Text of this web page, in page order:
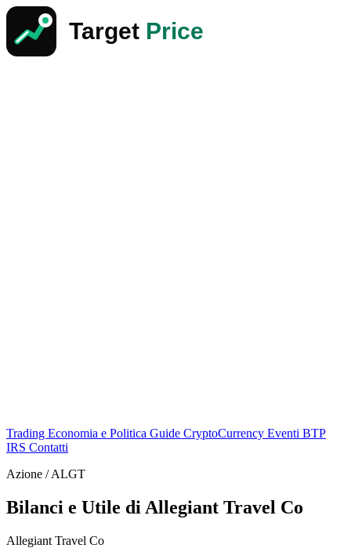
Trading Economia e Politica Guide CryptoCurrency Eventi BTP
IRS Contatti
Azione / ALGT
Bilanci e Utile di Allegiant Travel Co
Allegiant Travel Co